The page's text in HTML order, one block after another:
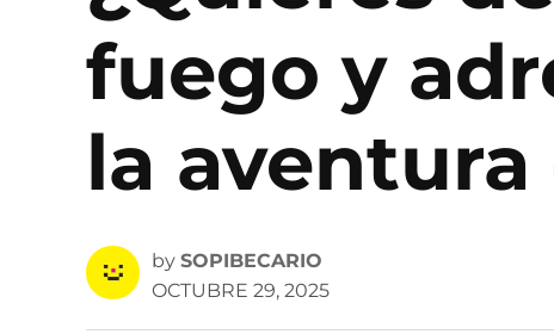
fuego y
la
by SOPIBECARIO
OCTUBRE 29, 2025